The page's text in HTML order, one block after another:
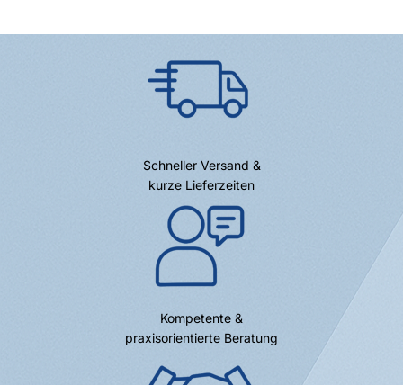
Schneller Versand &
kurze Lieferzeiten
Kompetente &
praxisorientierte Beratung